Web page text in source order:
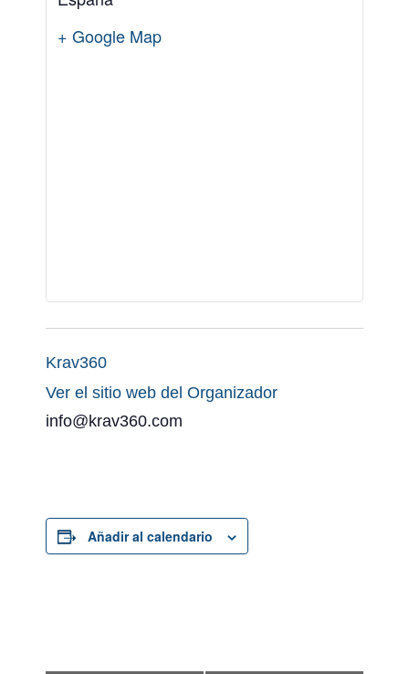
+ Google Map
Krav360
Ver el sitio web del Organizador
info@krav360.com
Añadir al calendario